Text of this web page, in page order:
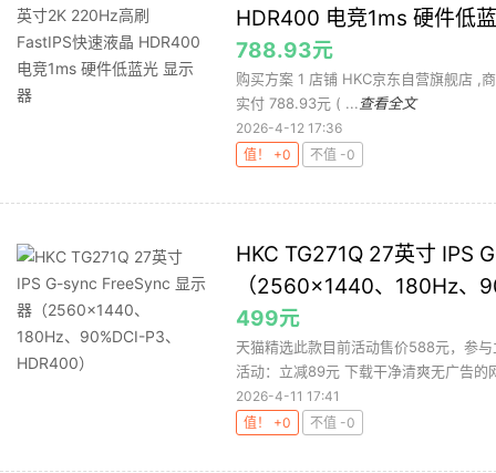
HDR400 电竞1ms 硬件低
788.93元
购买方案 1 店铺 HKC京东自营旗舰店 ,
实付 788.93元 ( ... 查看全文
2026-4-12 17:36
值！ +0
不值 -0
HKC TG271Q 27英寸 IPS
（2560×1440、180Hz、
499元
天猫精选此款目前活动售价588元，参
活动：立减89元 下载干净清爽无广告的
2026-4-11 17:41
值！ +0
不值 -0